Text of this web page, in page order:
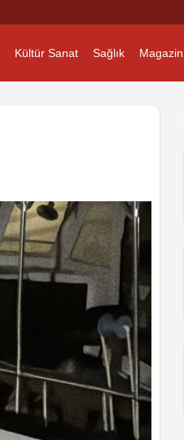
Kültür Sanat Sağlık Magazin